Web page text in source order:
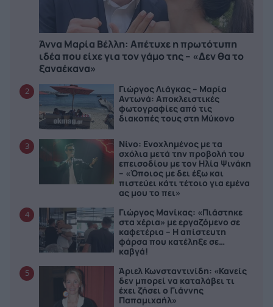
Άννα Μαρία Βέλλη: Απέτυχε η πρωτότυπη
ιδέα που είχε για τον γάμο της – «Δεν θα το
ξαναέκανα»
2
Γιώργος Λιάγκας – Μαρία
Αντωνά: Αποκλειστικές
φωτογραφίες από τις
διακοπές τους στη Μύκονο
3
Νίνο: Ενοχλημένος με τα
σχόλια μετά την προβολή του
επεισοδίου με τον Ηλία Ψινάκη
– «Όποιος με δει έξω και
πιστεύει κάτι τέτοιο για εμένα
ας μου το πει»
4
Γιώργος Μανίκας: «Πιάστηκε
στα χέρια» με εργαζόμενο σε
καφετέρια – Η απίστευτη
φάρσα που κατέληξε σε…
καβγά!
5
Άριελ Κωνσταντινίδη: «Κανείς
δεν μπορεί να καταλάβει τι
έχει ζήσει ο Γιάννης
Παπαμιχαήλ»